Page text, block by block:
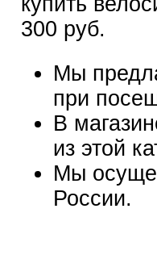
300 руб.
Мы
при
В
из этой
Мы
России.